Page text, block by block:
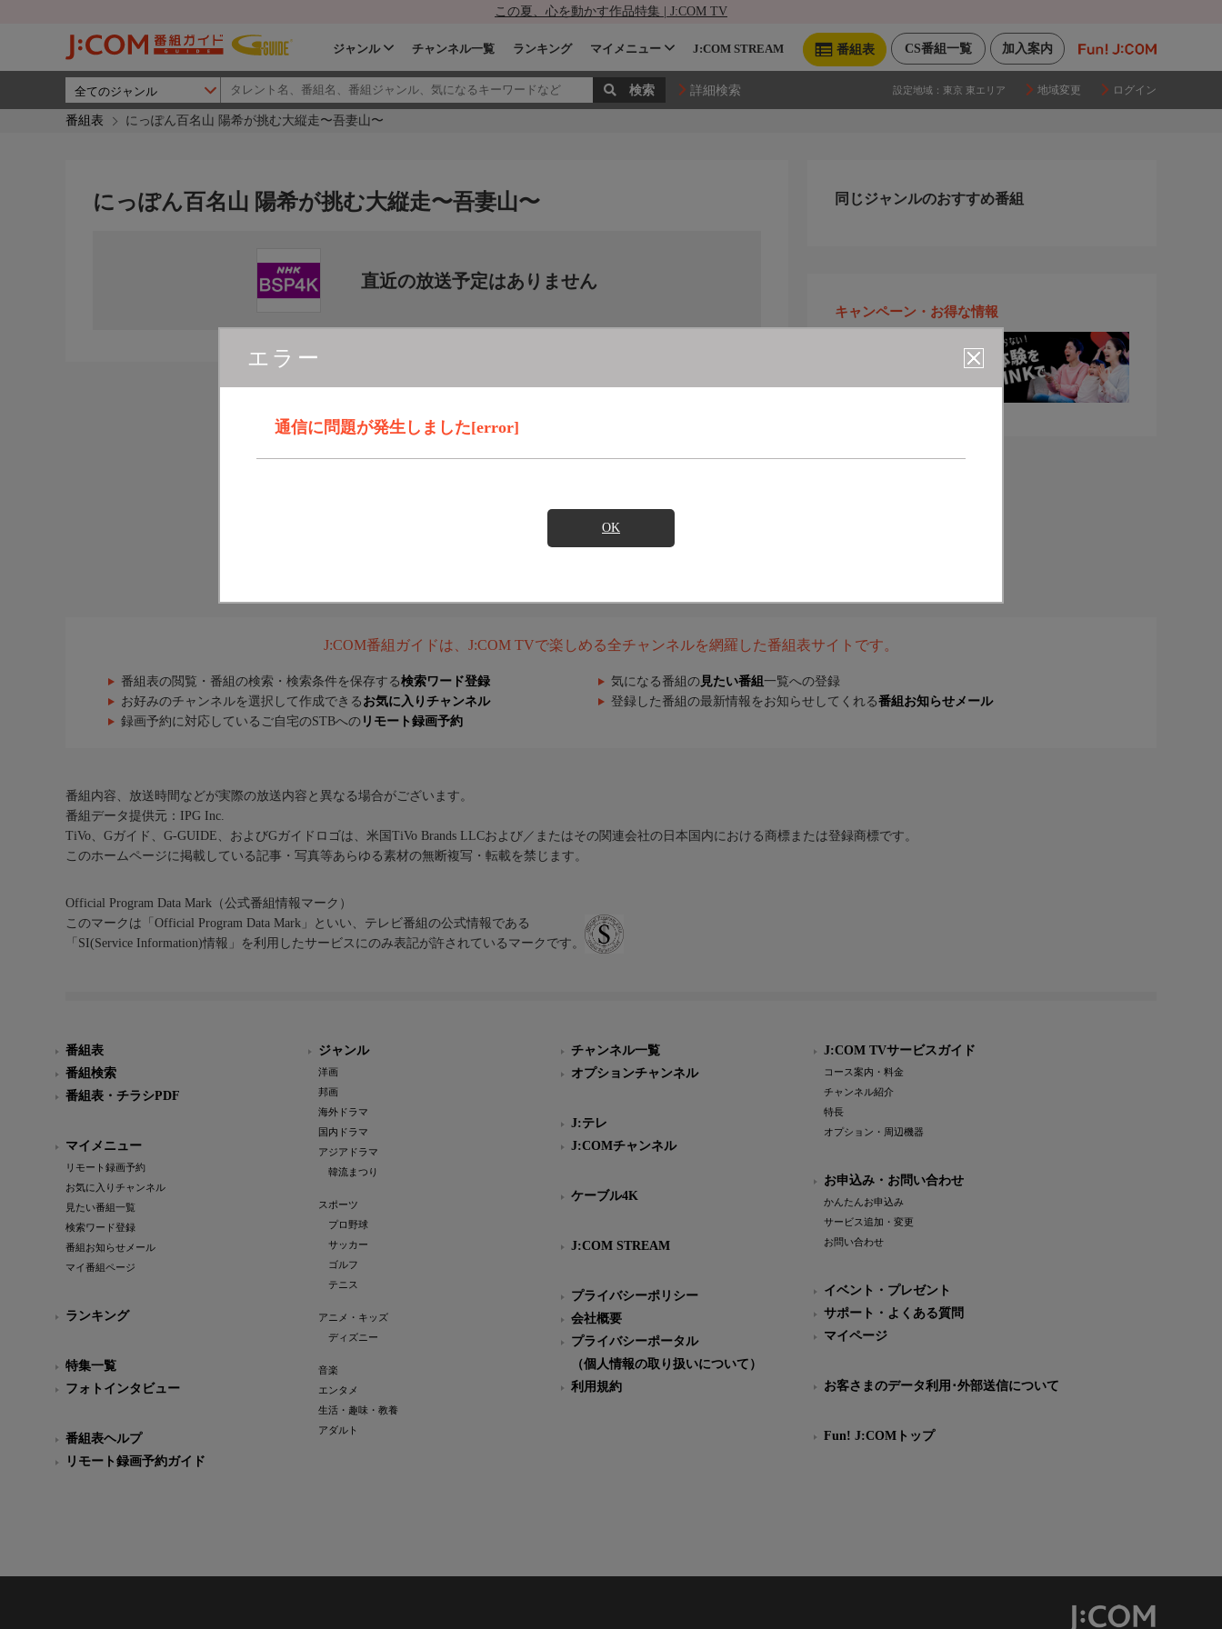
この夏、心を動かす作品特集 | J:COM TV
加入案内
CS番組一覧
番組表
ジャンル チャンネル一覧 ランキング マイメニュー J:COM STREAM
詳細検索 設定地域： 東京 東エリア 地域変更 ログイン
番組表 にっぽん百名山 陽希が挑む大縦走〜吾妻山〜
エラー
通信に問題が発生しました[error]
OK
にっぽん百名山 陽希が挑む大縦走〜吾妻山〜
直近の放送予定はありません
同じジャンルのおすすめ番組
キャンペーン・お得な情報
J:COM番組ガイドは、J:COM TVで楽しめる全チャンネルを網羅した番組表サイトです。
番組表の閲覧・番組の検索・検索条件を保存する検索ワード登録 気になる番組の 見たい番組 一覧への登録
お好みのチャンネルを選択して作成できる お気に入りチャンネル 登録した番組の最新情報をお知らせしてくれる番組お知らせメール
録画予約に対応しているご自宅のSTBへの リモート録画予約
番組内容、放送時間などが実際の放送内容と異なる場合がございます。
番組データ提供元：IPG Inc.
TiVo、Gガイド、G-GUIDE、およびGガイドロゴは、米国TiVo Brands LLCおよび／またはその関連会社の日本国内における商標または登録商標です。
このホームページに掲載している記事・写真等あらゆる素材の無断複写・転載を禁じます。
Official Program Data Mark（公式番組情報マーク）
このマークは「Official Program Data Mark」といい、テレビ番組の公式情報である
「SI(Service Information)情報」を利用したサービスにのみ表記が許されているマークです。
番組表
番組検索
番組表・チラシPDF
マイメニュー
リモート録画予約
お気に入りチャンネル
見たい番組一覧
検索ワード登録
番組お知らせメール
マイ番組ページ
ランキング
特集一覧
フォトインタビュー
番組表ヘルプ
リモート録画予約ガイド
ジャンル
洋画
邦画
海外ドラマ
国内ドラマ
アジアドラマ
韓流まつり
スポーツ
プロ野球
サッカー
ゴルフ
テニス
アニメ・キッズ
ディズニー
音楽
エンタメ
生活・趣味・教養
アダルト
チャンネル一覧
オプションチャンネル
J:テレ
J:COMチャンネル
ケーブル4K
J:COM STREAM
プライバシーポリシー
会社概要
プライバシーポータル
（個人情報の取り扱いについて）
利用規約
J:COM TVサービスガイド
コース案内・料金
チャンネル紹介
特長
オプション・周辺機器
お申込み・お問い合わせ
かんたんお申込み
サービス追加・変更
お問い合わせ
イベント・プレゼント
サポート・よくある質問
マイページ
お客さまのデータ利用･外部送信について
Fun! J:COMトップ